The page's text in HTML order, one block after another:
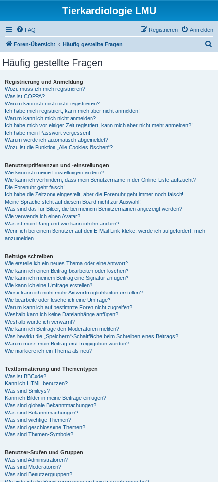
Tierkardiologie LMU
FAQ Anmelden
Registrieren
Foren-Übersicht Häufig gestellte Fragen
Häufig gestellte Fragen
Registrierung und Anmeldung
Wozu muss ich mich registrieren?
Was ist COPPA?
Warum kann ich mich nicht registrieren?
Ich habe mich registriert, kann mich aber nicht anmelden!
Warum kann ich mich nicht anmelden?
Ich habe mich vor einiger Zeit registriert, kann mich aber nicht mehr anmelden?!
Ich habe mein Passwort vergessen!
Warum werde ich automatisch abgemeldet?
Wozu ist die Funktion „Alle Cookies löschen“?
Benutzerpräferenzen und -einstellungen
Wie kann ich meine Einstellungen ändern?
Wie kann ich verhindern, dass mein Benutzername in der Online-Liste auftaucht?
Die Forenuhr geht falsch!
Ich habe die Zeitzone eingestellt, aber die Forenuhr geht immer noch falsch!
Meine Sprache steht auf diesem Board nicht zur Auswahl!
Was sind das für Bilder, die bei meinem Benutzernamen angezeigt werden?
Wie verwende ich einen Avatar?
Was ist mein Rang und wie kann ich ihn ändern?
Wenn ich bei einem Benutzer auf den E-Mail-Link klicke, werde ich aufgefordert, mich
anzumelden.
Beiträge schreiben
Wie erstelle ich ein neues Thema oder eine Antwort?
Wie kann ich einen Beitrag bearbeiten oder löschen?
Wie kann ich meinem Beitrag eine Signatur anfügen?
Wie kann ich eine Umfrage erstellen?
Wieso kann ich nicht mehr Antwortmöglichkeiten erstellen?
Wie bearbeite oder lösche ich eine Umfrage?
Warum kann ich auf bestimmte Foren nicht zugreifen?
Weshalb kann ich keine Dateianhänge anfügen?
Weshalb wurde ich verwarnt?
Wie kann ich Beiträge den Moderatoren melden?
Was bewirkt die „Speichern“-Schaltfläche beim Schreiben eines Beitrags?
Warum muss mein Beitrag erst freigegeben werden?
Wie markiere ich ein Thema als neu?
Textformatierung und Thementypen
Was ist BBCode?
Kann ich HTML benutzen?
Was sind Smileys?
Kann ich Bilder in meine Beiträge einfügen?
Was sind globale Bekanntmachungen?
Was sind Bekanntmachungen?
Was sind wichtige Themen?
Was sind geschlossene Themen?
Was sind Themen-Symbole?
Benutzer-Stufen und Gruppen
Was sind Administratoren?
Was sind Moderatoren?
Was sind Benutzergruppen?